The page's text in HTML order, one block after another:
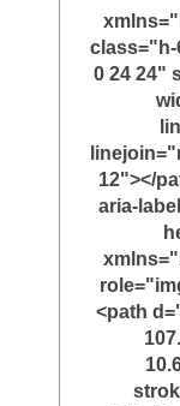
0 24 24"
12"></
aria-
<path